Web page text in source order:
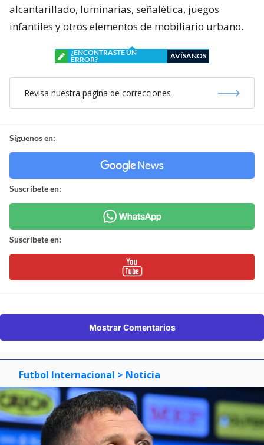
alcantarillado, luminarias, señalética, juegos
infantiles y otros elementos de mobiliario urbano.
¿ENCONTRASTE UN
ERROR?
AVÍSANOS
Revisa nuestra página de correcciones
Síguenos en:
Suscríbete en:
Suscríbete en:
Mostrar Comentarios
Futbol Internacional > Noticia